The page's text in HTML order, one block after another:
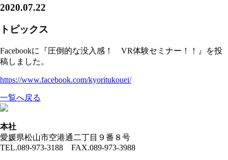
2020.07.22
トピックス
Facebookに『圧倒的な没入感！ VR体験セミナー！！』を投
稿しました。
https://www.facebook.com/kyoritukouei/
一覧へ戻る
本社
愛媛県松山市空港通二丁目９番８号
TEL.089-973-3188 FAX.089-973-3988